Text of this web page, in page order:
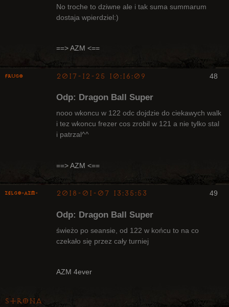
No troche to dziwne ale i tak suma summarum
dostaja wpierdziel:)
==> AZM <==
48
Frugo 2017-12-25 10:16:09
Odp: Dragon Ball Super
nooo wkoncu w 122 odc dojdzie do ciekawych walk
i tez wkoncu frezer cos zrobil w 121 a nie tylko stal
i patrzal^^
==> AZM <==
49
ZelgO-AZM- 2018-01-07 13:35:53
Odp: Dragon Ball Super
świeżo po seansie, od 122 w końcu to na co
czekało się przez cały turniej
AZM 4ever
Strona